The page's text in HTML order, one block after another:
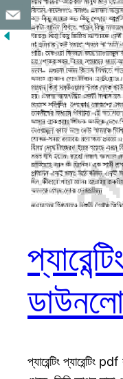
প্যারেন্টিং